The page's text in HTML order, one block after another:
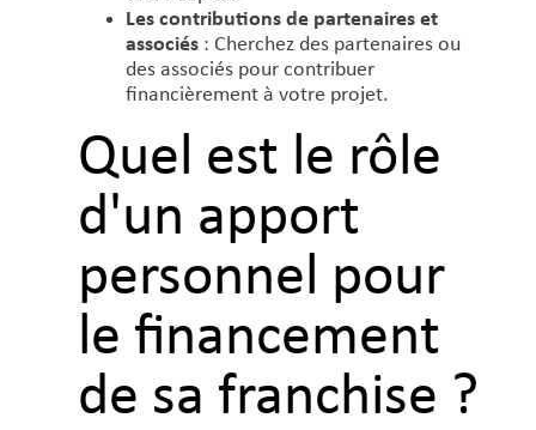
Les contributions de partenaires et
associés: Cherchez des partenaires ou
des associés pour contribuer
financièrement à votre projet.
Quel est le rôle
d'un apport
personnel pour
le financement
de sa franchise ?